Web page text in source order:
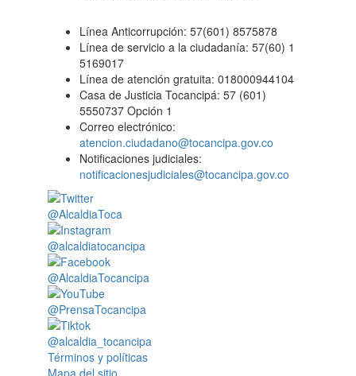
Línea Anticorrupción: 57(601) 8575878
Línea de servicio a la ciudadanía: 57(60) 1
5169017
Línea de atención gratuita: 018000944104
Casa de Justicia Tocancipá: 57 (601)
5550737 Opción 1
Correo electrónico:
atencion.ciudadano@tocancipa.gov.co
Notificaciones judiciales:
notificacionesjudiciales@tocancipa.gov.co
@AlcaldiaToca
@alcaldiatocancipa
@AlcaldiaTocancipa
@PrensaTocancipa
@alcaldia_tocancipa
Términos y políticas
Mapa del sitio